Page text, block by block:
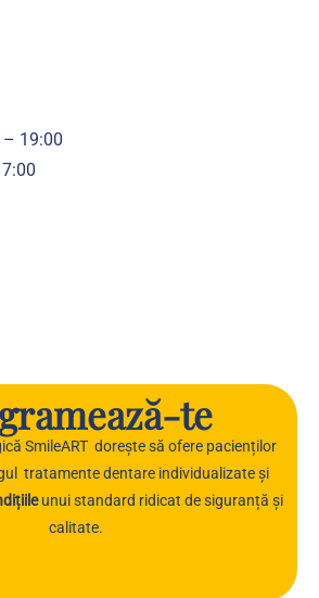
19:00
te
SmileART dorește să ofere pacienților
tratamente dentare individualizate și
unui standard ridicat de siguranță și
calitate.